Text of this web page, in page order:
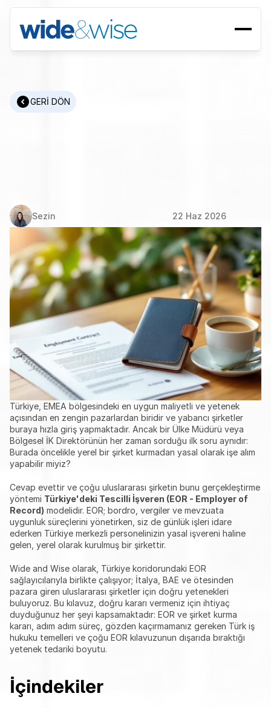
GERİ DÖN
Hizmeti
Sezin 22 Haz 2026
Türkiye, EMEA bölgesindeki en uygun maliyetli ve yetenek
açısından en zengin pazarlardan biridir ve yabancı şirketler
buraya hızla giriş yapmaktadır. Ancak bir Ülke Müdürü veya
Bölgesel İK Direktörünün her zaman sorduğu ilk soru aynıdır:
Burada öncelikle yerel bir şirket kurmadan yasal olarak işe alım
yapabilir miyiz?
Cevap evettir ve çoğu uluslararası şirketin bunu gerçekleştirme
yöntemi Türkiye'deki Tescilli İşveren (EOR - Employer of
Record) modelidir. EOR; bordro, vergiler ve mevzuata
uygunluk süreçlerini yönetirken, siz de günlük işleri idare
ederken Türkiye merkezli personelinizin yasal işvereni haline
gelen, yerel olarak kurulmuş bir şirkettir.
Wide and Wise olarak, Türkiye koridorundaki EOR
sağlayıcılarıyla birlikte çalışıyor; İtalya, BAE ve ötesinden
pazara giren uluslararası şirketler için doğru yetenekleri
buluyoruz. Bu kılavuz, doğru kararı vermeniz için ihtiyaç
duyduğunuz her şeyi kapsamaktadır: EOR ve şirket kurma
kararı, adım adım süreç, gözden kaçırmamanız gereken Türk iş
hukuku temelleri ve çoğu EOR kılavuzunun dışarıda bıraktığı
yetenek tedariki boyutu.
İçindekiler